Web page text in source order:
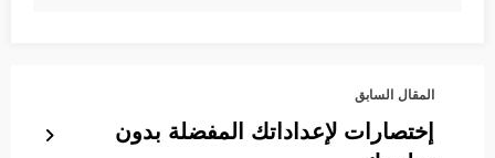
المقال السابق
إختصارات لإعداداتك المفضلة بدون